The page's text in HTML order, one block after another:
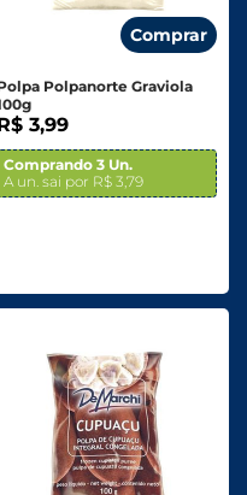
Comprar
Polpanorte Graviola
3,99
Comprando 3 Un.
A un. sai por R$ 3,79